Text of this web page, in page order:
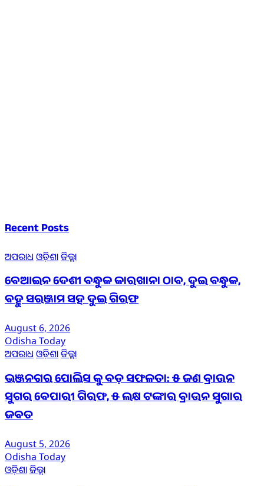
Recent Posts
ଅପରାଧ ଓଡ଼ିଶାଜିଲ୍ଲା
ବେଆଇନ ଦେଶୀ ବନ୍ଧୁକ କାରଖାନା ଠାବ, ଦୁଇ ବନ୍ଧୁକ,
ବହୁ ସରଞ୍ଜାମ ସହ ଦୁଇ ଗିରଫ
August 6, 2026
Odisha Today
ଅପରାଧ ଓଡ଼ିଶାଜିଲ୍ଲା
ଭଞ୍ଜନଗର ପୋଲିସ କୁ ବଡ଼ ସଫଳତା: ୫ ଜଣ ବ୍ରାଉନ
ସୁଗର ବେପାରୀ ଗିରଫ, ୫ ଲକ୍ଷ ଟଙ୍କାର ବ୍ରାଉନ ସୁଗାର
ଜବତ
August 5, 2026
Odisha Today
ଓଡ଼ିଶାଜିଲ୍ଲା